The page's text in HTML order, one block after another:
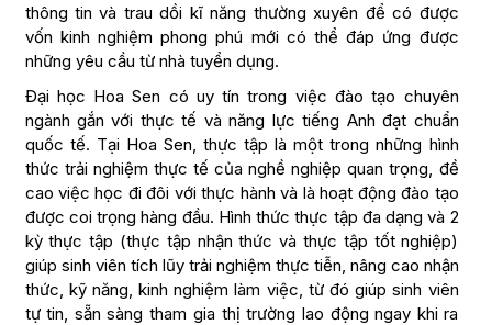
thông tin và trau dồi kĩ năng thường xuyên để có được
vốn kinh nghiệm phong phú mới có thể đáp ứng được
những yêu cầu từ nhà tuyển dụng.
Đại học Hoa Sen có uy tín trong việc đào tạo chuyên
ngành gắn với thực tế và năng lực tiếng Anh đạt chuẩn
quốc tế. Tại Hoa Sen, thực tập là một trong những hình
thức trải nghiệm thực tế của nghề nghiệp quan trọng, đề
cao việc học đi đôi với thực hành và là hoạt động đào tạo
được coi trọng hàng đầu. Hình thức thực tập đa dạng và 2
kỳ thực tập (thực tập nhận thức và thực tập tốt nghiệp)
giúp sinh viên tích lũy trải nghiệm thực tiễn, nâng cao nhận
thức, kỹ năng, kinh nghiệm làm việc, từ đó giúp sinh viên
tự tin, sẵn sàng tham gia thị trường lao động ngay khi ra